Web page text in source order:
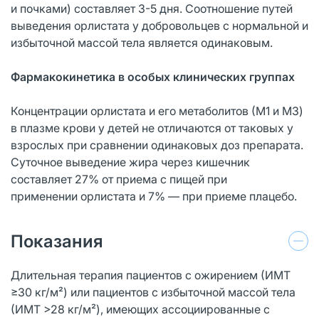
и почками) составляет 3-5 дня. Соотношение путей
выведения орлистата у добровольцев с нормальной и
избыточной массой тела является одинаковым.
Фармакокинетика в особых клинических группах
Концентрации орлистата и его метаболитов (М1 и М3)
в плазме крови у детей не отличаются от таковых у
взрослых при сравнении одинаковых доз препарата.
Суточное выведение жира через кишечник
составляет 27% от приема с пищей при
применении орлистата и 7% — при приеме плацебо.
Показания
Длительная терапия пациентов с ожирением (ИМТ
≥30 кг/м²) или пациентов с избыточной массой тела
(ИМТ >28 кг/м²), имеющих ассоциированные с